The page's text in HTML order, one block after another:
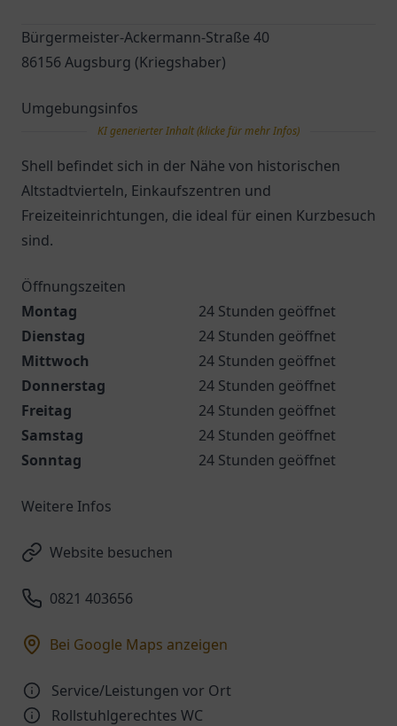
Bürgermeister-Ackermann-Straße 40
86156 Augsburg (Kriegshaber)
Umgebungsinfos
KI generierter Inhalt (klicke für mehr Infos)
Shell befindet sich in der Nähe von historischen
Altstadtvierteln, Einkaufszentren und
Freizeiteinrichtungen, die ideal für einen Kurzbesuch
sind.
Öffnungszeiten
Montag
24 Stunden geöffnet
Dienstag
24 Stunden geöffnet
Mittwoch
24 Stunden geöffnet
Donnerstag
24 Stunden geöffnet
Freitag
24 Stunden geöffnet
Samstag
24 Stunden geöffnet
Sonntag
24 Stunden geöffnet
Weitere Infos
Website besuchen
0821 403656
Bei Google Maps anzeigen
Service/Leistungen vor Ort
Rollstuhlgerechtes WC